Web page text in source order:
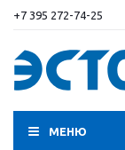
+7 395 272-74-25
МЕНЮ